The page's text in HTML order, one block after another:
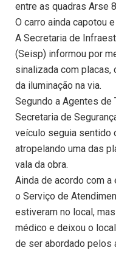
entre as quadras Arse
O carro ainda capotou
A Secretaria de
(Seisp) informou por
sinalizada com placas,
da iluminação na via.
Segundo a Agentes de
Secretaria de
veículo seguia sentido
atropelando uma das
vala da obra.
Ainda de acordo com
o Serviço de
estiveram no local,
médico e deixou o
de ser abordado pelos